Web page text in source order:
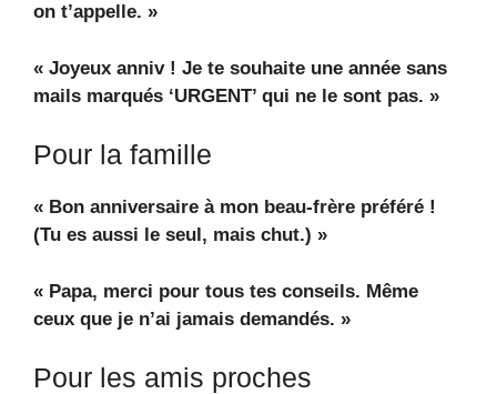
on t’appelle. »
« Joyeux anniv ! Je te souhaite une année sans
mails marqués ‘URGENT’ qui ne le sont pas. »
Pour la famille
« Bon anniversaire à mon beau-frère préféré !
(Tu es aussi le seul, mais chut.) »
« Papa, merci pour tous tes conseils. Même
ceux que je n’ai jamais demandés. »
Pour les amis proches